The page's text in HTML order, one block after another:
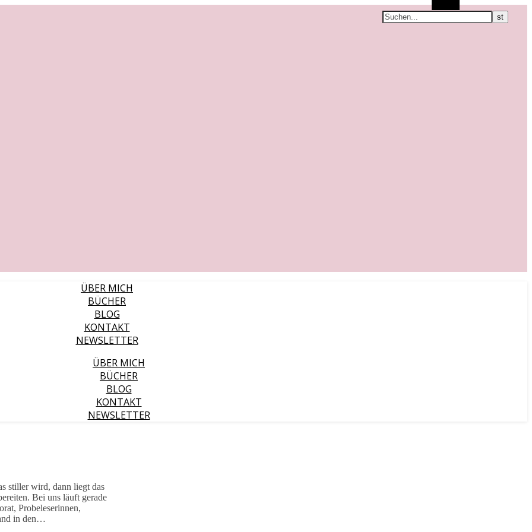
Suchen
ÜBER MICH
BÜCHER
BLOG
KONTAKT
NEWSLETTER
ÜBER MICH
BÜCHER
BLOG
KONTAKT
NEWSLETTER
stiller wird, dann liegt das
Bei uns läuft gerade
Probeleserinnen,
in den…